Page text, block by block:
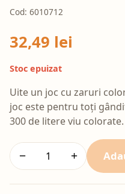
Cod: 6010712
32,49 lei
Stoc epuizat
Uite un joc cu zaruri
joc este pentru toți
300 de litere viu colorate.
− +